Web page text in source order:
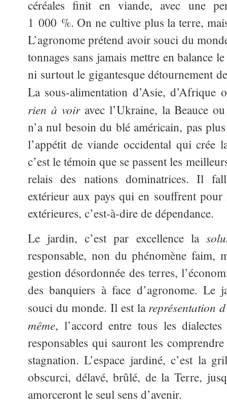
céréales finit en viande, avec une
1 000 %. On ne cultive plus la terre,
L’agronome prétend avoir souci du
tonnages sans jamais mettre en balance
ni surtout le gigantesque détournement
La sous-alimentation d’Asie,
rien à voiravec l’Ukraine, la Beauce
n’a nul besoin du blé américain, pas
l’appétit de viande occidental qui crée
c’est le témoin que se passent les
relais des nations dominatrices. Il
extérieur aux pays qui en souffrent
extérieures, c’est-à-dire de dépendance.
Le jardin, c’est par excellence la
responsable, non du phénomène faim,
gestion désordonnée des terres,
des banquiers à face d’agronome. Le
souci du monde. Il est lareprésentation
même, l’accord entre tous les
responsables qui sauront les
stagnation. L’espace jardiné, c’est la
obscurci, délavé, brûlé, de la Terre,
amorceront le seul sens d’avenir.